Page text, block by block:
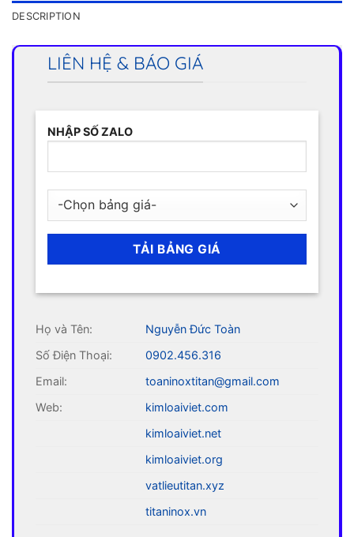
DESCRIPTION
LIÊN HỆ & BÁO GIÁ
NHẬP SỐ ZALO
Họ và Tên:
Nguyễn Đức Toàn
Số Điện Thoại:
0902.456.316
Email:
toaninoxtitan@gmail.com
Web:
kimloaiviet.com
kimloaiviet.net
kimloaiviet.org
vatlieutitan.xyz
titaninox.vn